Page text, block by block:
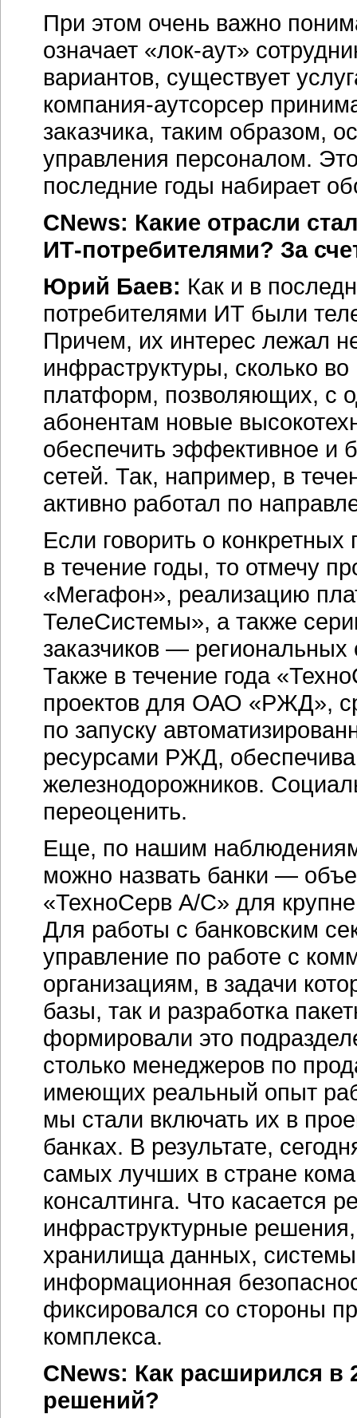
При этом очень важно
означает «лок-аут»
вариантов, существует
компания-аутсорсер
заказчика, таким образом,
управления персоналом.
последние годы набирает
CNews: Какие отрасли
ИТ-потребителями? За
Юрий Баев: Как и в
потребителями ИТ были
Причем, их интерес лежал
инфраструктуры, сколько
платформ, позволяющих, с
абонентам новые
обеспечить эффективное и
сетей. Так, например, в
активно работал по
Если говорить о
в течение годы, то отмечу
«Мегафон», реализацию
ТелеСистемы», а также
заказчиков —
Также в течение года
проектов для ОАО «РЖД»,
по запуску
ресурсами РЖД,
железнодорожников.
переоценить.
Еще, по нашим
можно назвать банки —
«ТехноСерв А/С» для
Для работы с банковским
управление по работе с
организациям, в задачи
базы, так и разработка
формировали это
столько менеджеров по
имеющих реальный опыт
мы стали включать их в
банках. В результате,
самых лучших в стране
консалтинга. Что касается
инфраструктурные
хранилища данных,
информационная
фиксировался со стороны
комплекса.
CNews: Как расширился в
решений?